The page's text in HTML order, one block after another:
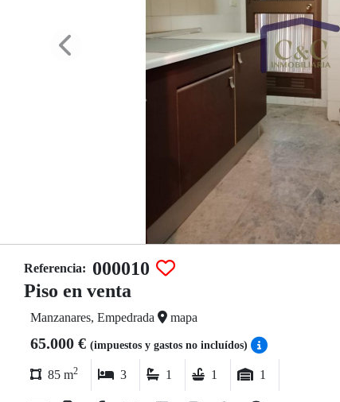
Referencia: 000010
Piso en venta
Manzanares, Empedrada mapa
65.000 € (impuestos y gastos no incluídos)
85 m2 3 1 1 1